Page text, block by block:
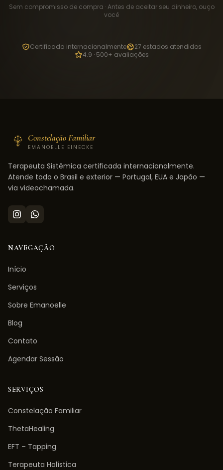
Sem compromisso de compra · Antes de aceitar seu dinheiro, ouço
você
Certificada internacionalmente
27 estados atendidos
4.9 · 500+ avaliações
Constelação Familiar
EMANOELLE EINECKE
Terapeuta Sistêmica certificada internacionalmente.
Atende todo o Brasil e exterior — Portugal, EUA e Japão —
via videochamada.
NAVEGAÇÃO
Início
Serviços
Sobre Emanoelle
Blog
Contato
Agendar Sessão
SERVIÇOS
Constelação Familiar
ThetaHealing
EFT – Tapping
Terapeuta Holística